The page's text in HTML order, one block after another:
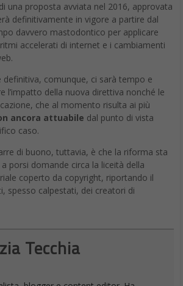
una proposta avviata nel 2016, approvata
definitivamente in vigore a partire dal
davvero mastodontico per applicare
accelerati di internet e i cambiamenti
definitiva, comunque, ci sarà tempo e
l’impatto della nuova direttiva nonché le
che al momento risulta ai più
ancora attuabile dal punto di vista
caso.
di buono, tuttavia, è che la riforma sta
porsi domande circa la liceità della
coperto da copyright, riportando il
spesso calpestati, dei creatori di
Tecchia